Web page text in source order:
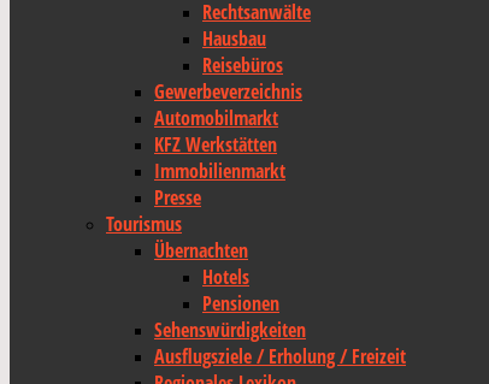
Rechtsanwälte
Hausbau
Reisebüros
Gewerbeverzeichnis
Automobilmarkt
KFZ Werkstätten
Immobilienmarkt
Presse
Tourismus
Übernachten
Hotels
Pensionen
Sehenswürdigkeiten
Ausflugsziele / Erholung / Freizeit